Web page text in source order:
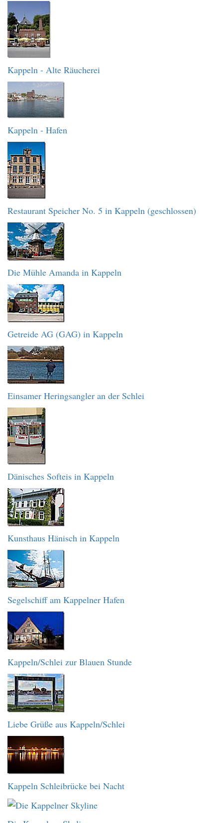
Kappeln - Alte Räucherei
Kappeln - Hafen
Restaurant Speicher No. 5 in Kappeln (geschlossen)
Die Mühle Amanda in Kappeln
Getreide AG (GAG) in Kappeln
Einsamer Heringsangler an der Schlei
Dänisches Softeis in Kappeln
Kunsthaus Hänisch in Kappeln
Segelschiff am Kappelner Hafen
Kappeln/Schlei zur Blauen Stunde
Liebe Grüße aus Kappeln/Schlei
Kappeln Schleibrücke bei Nacht